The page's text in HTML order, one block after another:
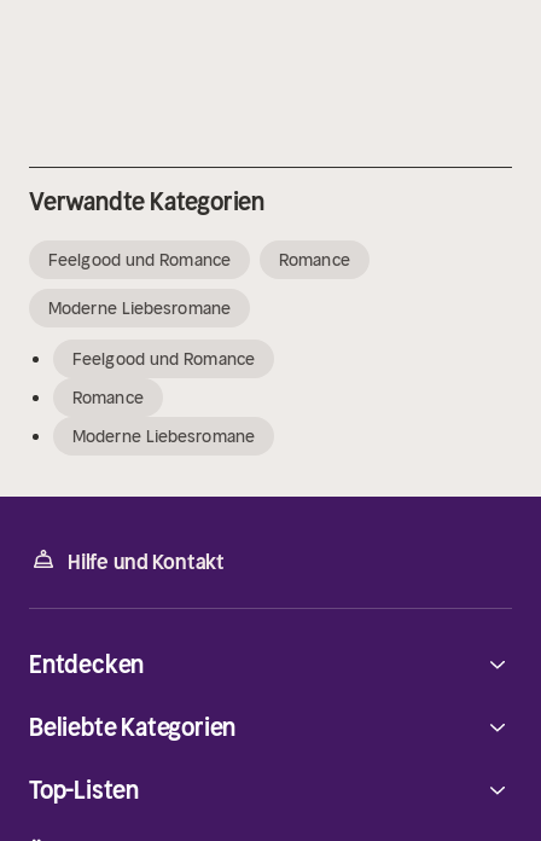
Verwandte Kategorien
Feelgood und Romance Romance
Moderne Liebesromane
Feelgood und Romance
Romance
Moderne Liebesromane
Hilfe und Kontakt
Entdecken
Beliebte Kategorien
Top-Listen